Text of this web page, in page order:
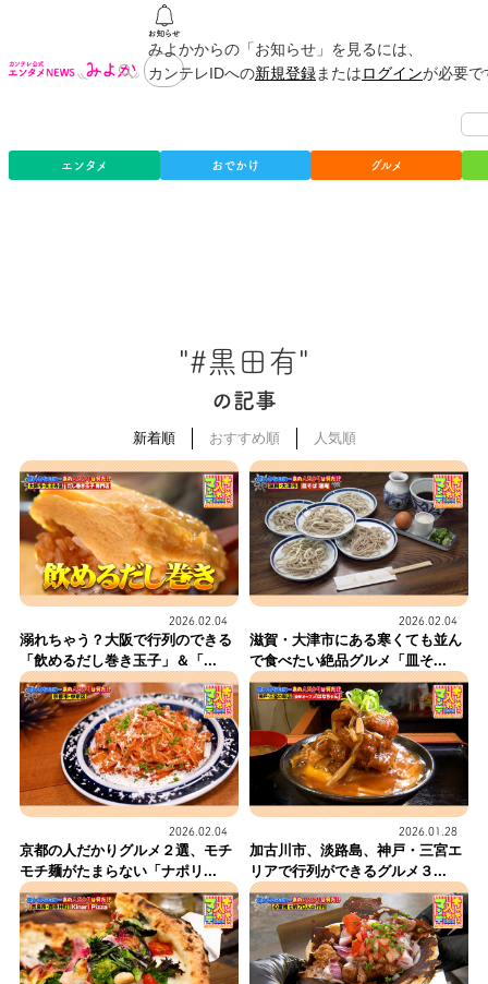
みよかからの「お知らせ」を見るには、
カンテレIDへの新規登録またはログインが必要
エンタメ おでかけ グルメ
"#黒田有"
の記事
新着順 おすすめ順 人気順
2026.02.04
溺れちゃう？大阪で行列のできる
「飲めるだし巻き玉子」＆「...
2026.02.04
滋賀・大津市にある寒くても並ん
で食べたい絶品グルメ「皿そ...
2026.02.04
京都の人だかりグルメ２選、モチ
モチ麺がたまらない「ナポリ...
2026.01.28
加古川市、淡路島、神戸・三宮エ
リアで行列ができるグルメ３...